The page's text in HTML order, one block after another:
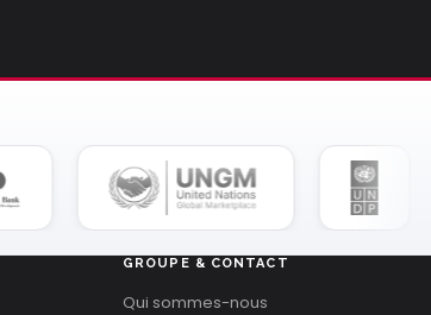
GROUPE & CONTACT
Qui sommes-nous